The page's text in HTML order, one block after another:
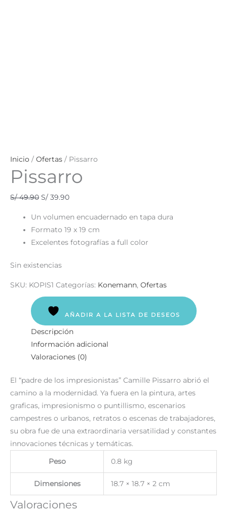
Inicio / Ofertas / Pissarro
Pissarro
S/49.90 S/ 39.90
Un volumen encuadernado en tapa dura
Formato 19 x 19 cm
Excelentes fotografías a full color
Sin existencias
SKU: KOPIS1 Categorías: Konemann, Ofertas
AÑADIR A LA LISTA DE DESEOS
Descripción
Información adicional
Valoraciones (0)
El “padre de los impresionistas” Camille Pissarro abrió el
camino a la modernidad. Ya fuera en la pintura, artes
graficas, impresionismo o puntillismo, escenarios
campestres o urbanos, retratos o escenas de trabajadores,
su obra fue de una extraordinaria versatilidad y constantes
innovaciones técnicas y temáticas.
Peso 0.8 kg
Dimensiones 18.7 × 18.7 × 2 cm
Valoraciones